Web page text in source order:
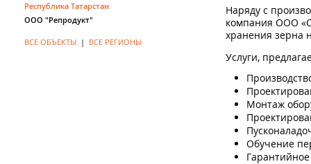
Наряду с
компания ООО
хранения зерна
Услуги,
Монтаж
Обучение
Республика Татарстан
ООО "Репродукт"
ВСЕ ОБЪЕКТЫ | ВСЕ РЕГИОНЫ